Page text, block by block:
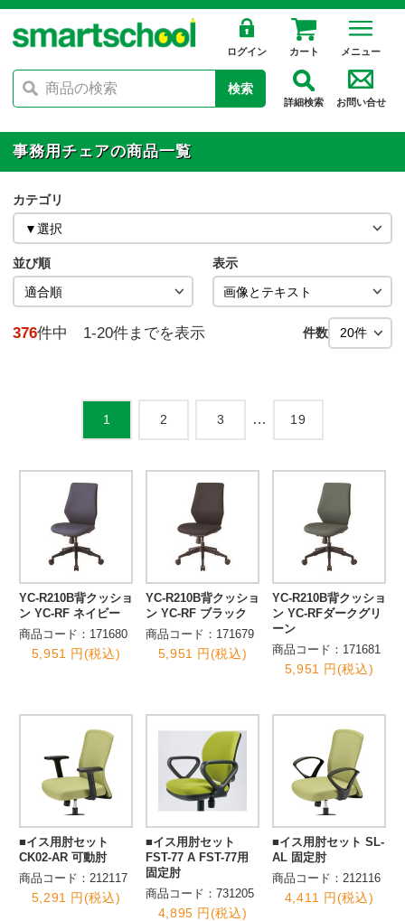
ログイン カート メニュー
検索
詳細検索 お問い合せ
事務用チェアの商品一覧
カテゴリ
並び順 表示
376件中 1-20件までを表示 件数
1 2 3 … 19
YC-R210B背クッショ
ン YC-RF ネイビー
商品コード：171680
5,951 円(税込)
YC-R210B背クッショ
ン YC-RF ブラック
商品コード：171679
5,951 円(税込)
YC-R210B背クッショ
ン YC-RFダークグリ
ーン
商品コード：171681
5,951 円(税込)
■イス用肘セット
CK02-AR 可動肘
商品コード：212117
5,291 円(税込)
■イス用肘セット
FST-77 A FST-77用
固定肘
商品コード：731205
4,895 円(税込)
■イス用肘セット SL-
AL 固定肘
商品コード：212116
4,411 円(税込)